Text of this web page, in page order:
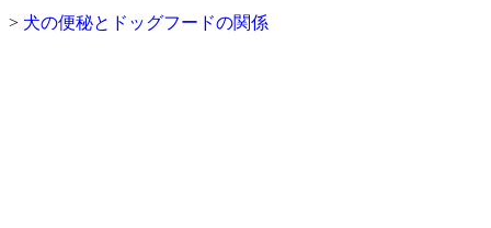
> 犬の便秘とドッグフードの関係